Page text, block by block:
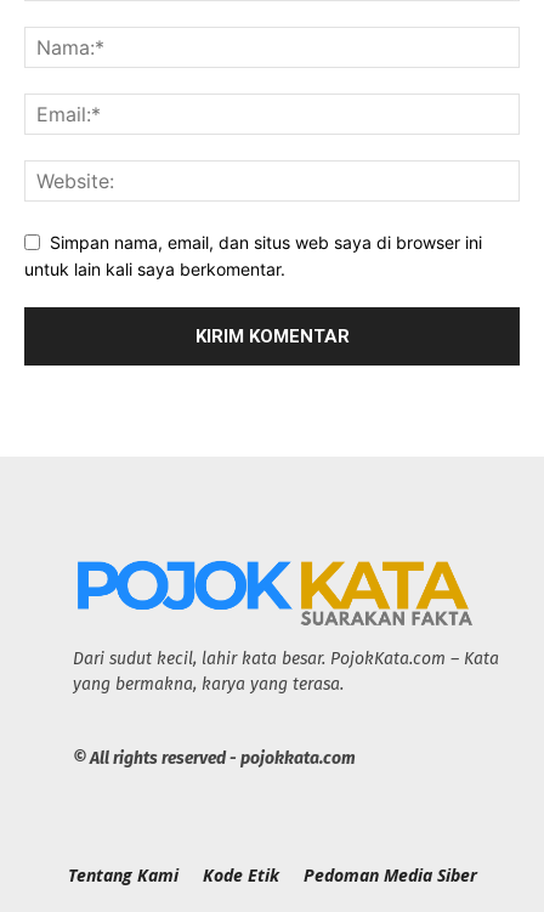
Simpan nama, email, dan situs web saya di browser ini
untuk lain kali saya berkomentar.
Dari sudut kecil, lahir kata besar. PojokKata.com – Kata
yang bermakna, karya yang terasa.
© All rights reserved - pojokkata.com
Tentang Kami Kode Etik Pedoman Media Siber